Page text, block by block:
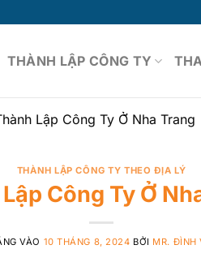
THÀNH LẬP CÔNG TY
Lập Công Ty Ở Nha Trang
THÀNH LẬP CÔNG TY THEO ĐỊA LÝ
Công Ty Ở
VÀO 10 THÁNG 8, 2024 BỞI MR. ĐÌNH